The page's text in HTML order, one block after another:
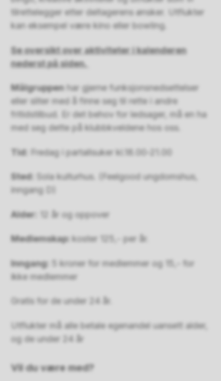
tilrettelegger etter deltagerens ønsker. Utflukter
kan eksempel være kino eller bowling.
Se oversikt over aktiviteter i kalenderen
nederst på siden.
Målgruppenhar gjerne funksjonsnedsettelser
eller sliter med å finne seg til rette i andre
fritidstilbud. Er det behov for ledsager, må en ha
med seg dette på klubbkveldene hos oss.
Tid: Fredag i partallsuker kl.18.00-21.00
Sted:
Sola kulturhus. (Feelgood ungdomshus,
inngang D)
Alder: 12 år og oppover
Medlemskap: koster 125,- per år.
Inngang:
5 kroner for medlemmer og 15,- for
ikke medlemmer
Gratis for de under 24 år.
Utflukter må alle betale egenandel uansett alder,
og de under 24 år
Vil du være med?